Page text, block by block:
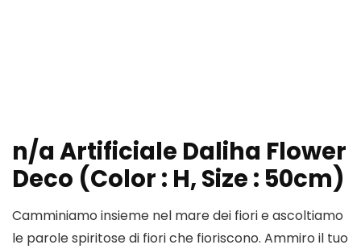
n/a Artificiale Daliha Flower
Deco (Color : H, Size : 50cm)
Camminiamo insieme nel mare dei fiori e ascoltiamo
le parole spiritose di fiori che fioriscono. Ammiro il tuo